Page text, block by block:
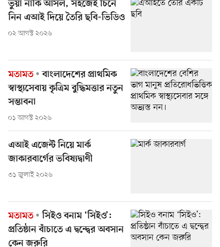
ভুয়া নাকি আসল, সহজেই চিনে
নিন এআই দিয়ে তৈরি ছবি-ভিডিও
০২ আগস্ট ২০২৬
মতামত
বাংলাদেশের প্রাথমিক
স্বাস্থ্যসেবায় কৃত্রিম বুদ্ধিমত্তার নতুন
সম্ভাবনা
০১ আগস্ট ২০২৬
এআই এজেন্ট নিয়ে মার্ক
জাকারবার্গের ভবিষ্যদ্বাণী
৩১ জুলাই ২০২৬
মতামত
সিইও বনাম ‘সিইও’:
প্রতিষ্ঠান বাঁচাতে এ দ্বন্দ্বের অবসান
কেন জরুরি